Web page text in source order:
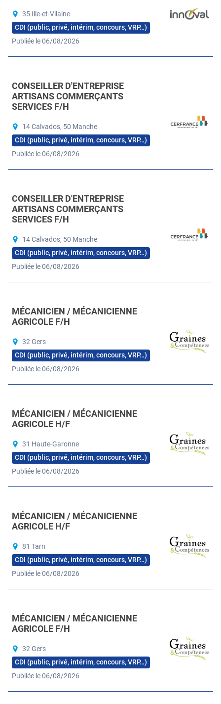
35 Ille-et-Vilaine
CDI (public, privé, intérim, concours, VRP…)
Publiée le 06/08/2026
CONSEILLER D'ENTREPRISE
ARTISANS COMMERÇANTS
SERVICES F/H
14 Calvados, 50 Manche
CDI (public, privé, intérim, concours, VRP…)
Publiée le 06/08/2026
CONSEILLER D'ENTREPRISE
ARTISANS COMMERÇANTS
SERVICES F/H
14 Calvados, 50 Manche
CDI (public, privé, intérim, concours, VRP…)
Publiée le 06/08/2026
MÉCANICIEN / MÉCANICIENNE
AGRICOLE F/H
32 Gers
CDI (public, privé, intérim, concours, VRP…)
Publiée le 06/08/2026
MÉCANICIEN / MÉCANICIENNE
AGRICOLE H/F
31 Haute-Garonne
CDI (public, privé, intérim, concours, VRP…)
Publiée le 06/08/2026
MÉCANICIEN / MÉCANICIENNE
AGRICOLE H/F
81 Tarn
CDI (public, privé, intérim, concours, VRP…)
Publiée le 06/08/2026
MÉCANICIEN / MÉCANICIENNE
AGRICOLE F/H
32 Gers
CDI (public, privé, intérim, concours, VRP…)
Publiée le 06/08/2026